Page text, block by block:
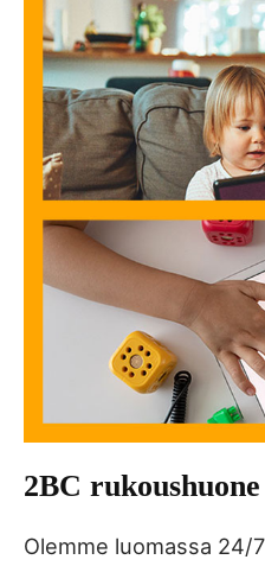
2BC rukoushuone
Olemme luomassa 24/